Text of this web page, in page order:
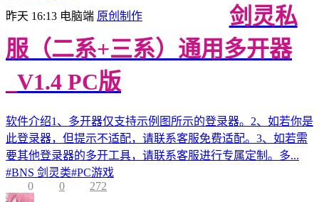
昨天 16:13 电脑端 原创制作
剑灵私
服（二系+三系）通用多开器
_V1.4 PC版
软件介绍1、多开器仅支持示例图所示的登录器。2、如若你是
此登录器，但提示不适配，请联系客服免费适配。3、如若需
要其他登录器的多开工具，请联系客服进行专属定制。多...
#BNS 剑灵类#PC游戏
0
0 272